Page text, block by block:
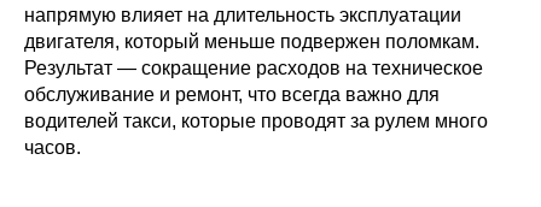
напрямую влияет на длительность эксплуатации
двигателя, который меньше подвержен поломкам.
Результат — сокращение расходов на техническое
обслуживание и ремонт, что всегда важно для
водителей такси, которые проводят за рулем много
часов.